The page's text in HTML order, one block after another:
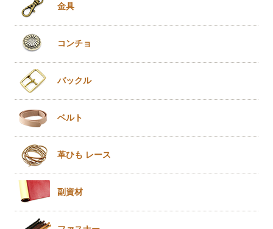
金具
コンチョ
バックル
ベルト
革ひも レース
副資材